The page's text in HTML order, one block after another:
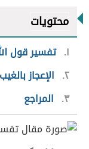
محتويات
١ تفسير قول
٢ الإعجاز
٣
المراجع